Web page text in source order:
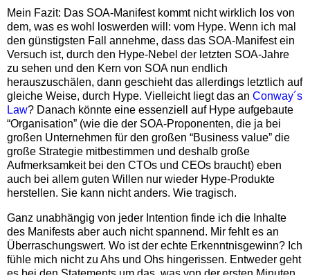
Mein Fazit: Das SOA-Manifest kommt nicht wirklich los von
dem, was es wohl loswerden will: vom Hype. Wenn ich mal
den günstigsten Fall annehme, dass das SOA-Manifest ein
Versuch ist, durch den Hype-Nebel der letzten SOA-Jahre
zu sehen und den Kern von SOA nun endlich
herauszuschälen, dann geschieht das allerdings letztlich auf
gleiche Weise, durch Hype. Vielleicht liegt das an Conway´s
Law? Danach könnte eine essenziell auf Hype aufgebaute
“Organisation” (wie die der SOA-Proponenten, die ja bei
großen Unternehmen für den großen “Business value” die
große Strategie mitbestimmen und deshalb große
Aufmerksamkeit bei den CTOs und CEOs braucht) eben
auch bei allem guten Willen nur wieder Hype-Produkte
herstellen. Sie kann nicht anders. Wie tragisch.
Ganz unabhängig von jeder Intention finde ich die Inhalte
des Manifests aber auch nicht spannend. Mir fehlt es an
Überraschungswert. Wo ist der echte Erkenntnisgewinn? Ich
fühle mich nicht zu Ahs und Ohs hingerissen. Entweder geht